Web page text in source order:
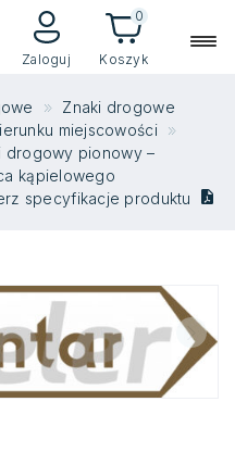
Zaloguj Koszyk
0
Znaki drogowe
miejscowości
drogowy pionowy –
kąpielowego
specyfikacje produktu